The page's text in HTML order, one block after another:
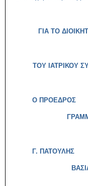
ΓΙΑ ΤΟ
ΤΟΥ ΙΑΤΡΙΚΟΥ
Ο
Γ.